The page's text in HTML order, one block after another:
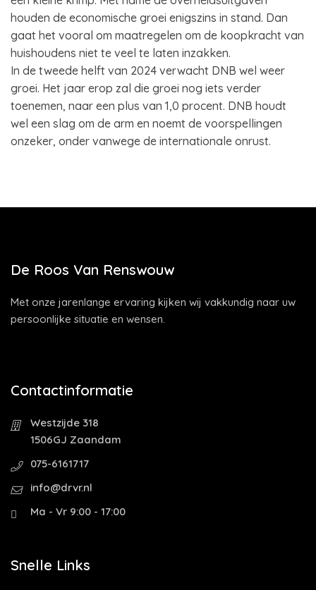
houden de economische groei enigszins in stand. Dan
gaat het vooral om maatregelen om de koopkracht van
huishoudens niet te veel te laten inzakken.
In de tweede helft van 2024 verwacht DNB wel weer
groei. Het jaar erop zal die groei nog iets verder
toenemen, naar een plus van 1,0 procent. DNB houdt
wel een slag om de arm en noemt de voorspellingen
onzeker, onder vanwege de internationale onrust.
De Roos Van Renswouw
Met onze jarenlange ervaring kijken wij vakkundig naar uw
persoonlijke situatie en wensen.
Contactinformatie
Westzijde 318
1506GJ Zaandam
075-6161717
info@drvr.nl
Ma - Vr 9:00 - 17:00
Snelle Links